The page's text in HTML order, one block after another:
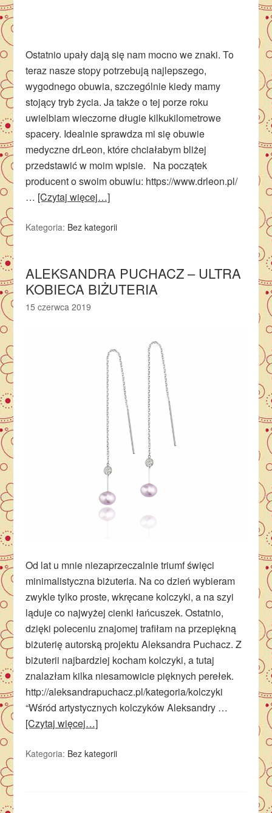
Ostatnio upały dają się nam mocno we znaki. To
teraz nasze stopy potrzebują najlepszego,
wygodnego obuwia, szczególnie kiedy mamy
stojący tryb życia. Ja także o tej porze roku
uwielbiam wieczorne długie kilkukilometrowe
spacery. Idealnie sprawdza mi się obuwie
medyczne drLeon, które chciałabym bliżej
przedstawić w moim wpisie. Na początek
producent o swoim obuwiu: https://www.drleon.pl/
… [Czytaj więcej…]
Kategoria: Bez kategorii
ALEKSANDRA PUCHACZ – ULTRA
KOBIECA BIŻUTERIA
15 czerwca 2019
Od lat u mnie niezaprzeczalnie triumf święci
minimalistyczna biżuteria. Na co dzień wybieram
zwykle tylko proste, wkręcane kolczyki, a na szyi
ląduje co najwyżej cienki łańcuszek. Ostatnio,
dzięki poleceniu znajomej trafiłam na przepiękną
biżuterię autorską projektu Aleksandra Puchacz. Z
biżuterii najbardziej kocham kolczyki, a tutaj
znalazłam kilka niesamowicie pięknych perełek.
http://aleksandrapuchacz.pl/kategoria/kolczyki
“Wśród artystycznych kolczyków Aleksandry …
[Czytaj więcej…]
Kategoria: Bez kategorii